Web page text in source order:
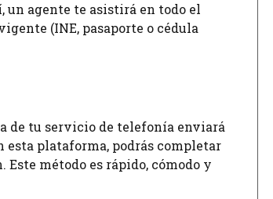
un agente te asistirá en todo el
(INE, pasaporte o cédula
de tu servicio de telefonía enviará
esta plataforma, podrás completar
método es rápido, cómodo y